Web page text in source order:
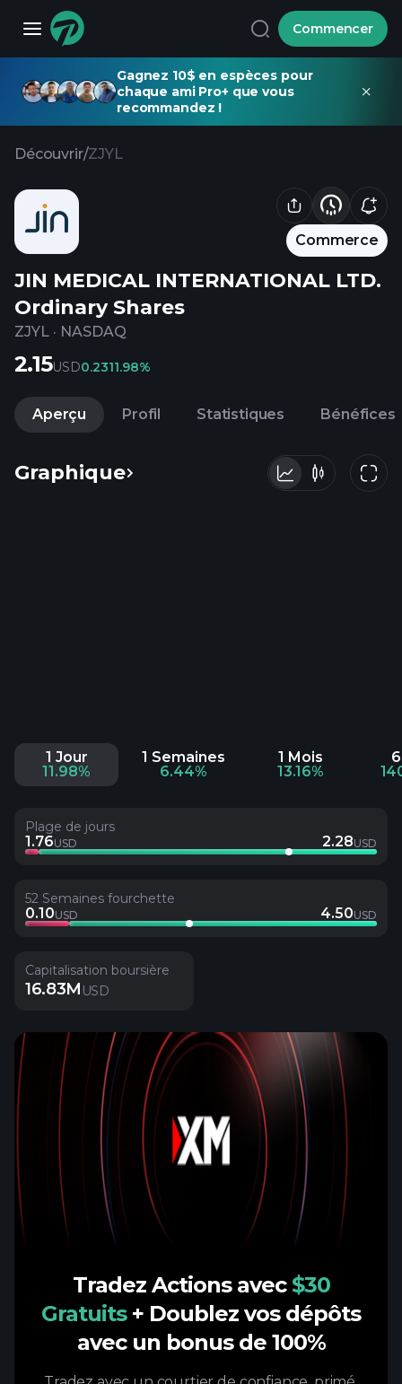
Commencer
Gagnez 10$ en espèces pour
chaque ami Pro+ que vous
recommandez !
Découvrir/ZJYL
Commerce
JIN MEDICAL INTERNATIONAL LTD.
Ordinary Shares
ZJYL · NASDAQ
2.15USD0.2311.98%
Aperçu Profil Statistiques Bénéfices
Graphique
1 Jour
11.98%
1 Semaines
6.44%
1 Mois
13.16%
Plage de jours
1.76USD 2.28USD
52 Semaines fourchette
0.10USD 4.50USD
Capitalisation boursière
16.83M USD
Tradez Actions avec $30
Gratuits + Doublez vos dépôts
avec un bonus de 100%